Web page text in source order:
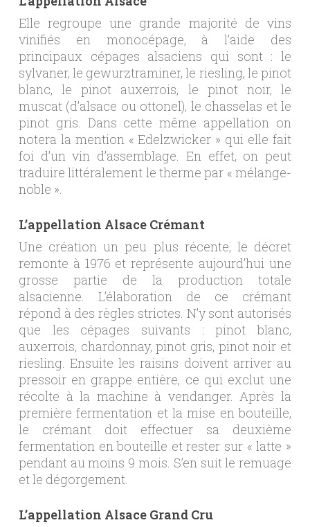
Elle regroupe une grande majorité de vins
vinifiés en monocépage, à l’aide des
principaux cépages alsaciens qui sont : le
sylvaner, le gewurztraminer, le riesling, le pinot
blanc, le pinot auxerrois, le pinot noir, le
muscat (d’alsace ou ottonel), le chasselas et le
pinot gris. Dans cette même appellation on
notera la mention « Edelzwicker » qui elle fait
foi d’un vin d’assemblage. En effet, on peut
traduire littéralement le therme par « mélange-
noble ».
L’appellation Alsace Crémant
Une création un peu plus récente, le décret
remonte à 1976 et représente aujourd’hui une
grosse partie de la production totale
alsacienne. L’élaboration de ce crémant
répond à des règles strictes. N’y sont autorisés
que les cépages suivants : pinot blanc,
auxerrois, chardonnay, pinot gris, pinot noir et
riesling. Ensuite les raisins doivent arriver au
pressoir en grappe entière, ce qui exclut une
récolte à la machine à vendanger. Après la
première fermentation et la mise en bouteille,
le crémant doit effectuer sa deuxième
fermentation en bouteille et rester sur « latte »
pendant au moins 9 mois. S’en suit le remuage
et le dégorgement.
L’appellation Alsace Grand Cru